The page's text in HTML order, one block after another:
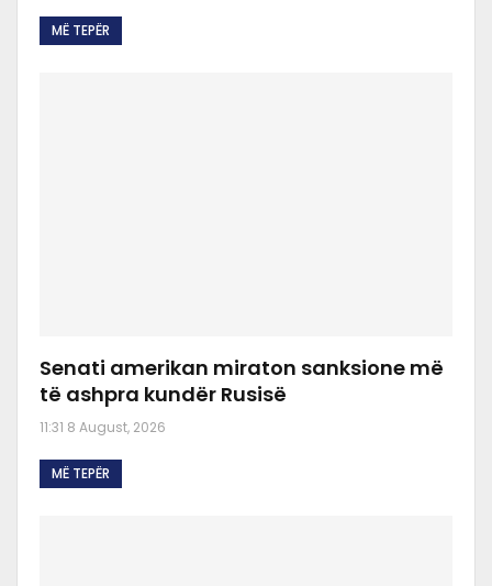
MË TEPËR
Senati amerikan miraton sanksione më
të ashpra kundër Rusisë
11:31 8 August, 2026
MË TEPËR